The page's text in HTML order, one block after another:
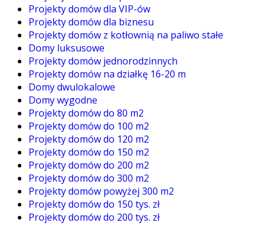
Projekty domów dla VIP-ów
Projekty domów dla biznesu
Projekty domów z kotłownią na paliwo stałe
Domy luksusowe
Projekty domów jednorodzinnych
Projekty domów na działkę 16-20 m
Domy dwulokalowe
Domy wygodne
Projekty domów do 80 m2
Projekty domów do 100 m2
Projekty domów do 120 m2
Projekty domów do 150 m2
Projekty domów do 200 m2
Projekty domów do 300 m2
Projekty domów powyżej 300 m2
Projekty domów do 150 tys. zł
Projekty domów do 200 tys. zł